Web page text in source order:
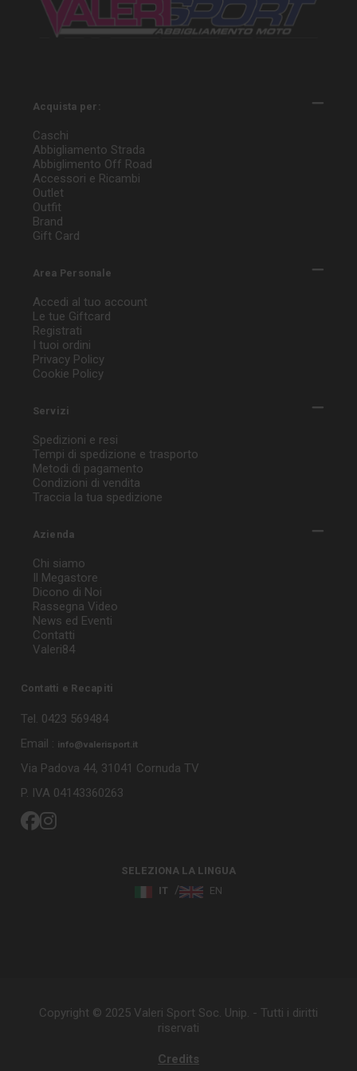
Acquista per:
Caschi
Abbigliamento Strada
Abbiglimento Off Road
Accessori e Ricambi
Outlet
Outfit
Brand
Gift Card
Area Personale
Accedi al tuo account
Le tue Giftcard
Registrati
I tuoi ordini
Privacy Policy
Cookie Policy
Servizi
Spedizioni e resi
Tempi di spedizione e trasporto
Metodi di pagamento
Condizioni di vendita
Traccia la tua spedizione
Azienda
Chi siamo
Il Megastore
Dicono di Noi
Rassegna Video
News ed Eventi
Contatti
Valeri84
Contatti e Recapiti
Tel. 0423 569484
Email : info@valerisport.it
Via Padova 44, 31041 Cornuda TV
P. IVA 04143360263
SELEZIONA LA LINGUA
IT
EN
Copyright © 2025 Valeri Sport Soc. Unip. - Tutti i diritti
riservati
Credits